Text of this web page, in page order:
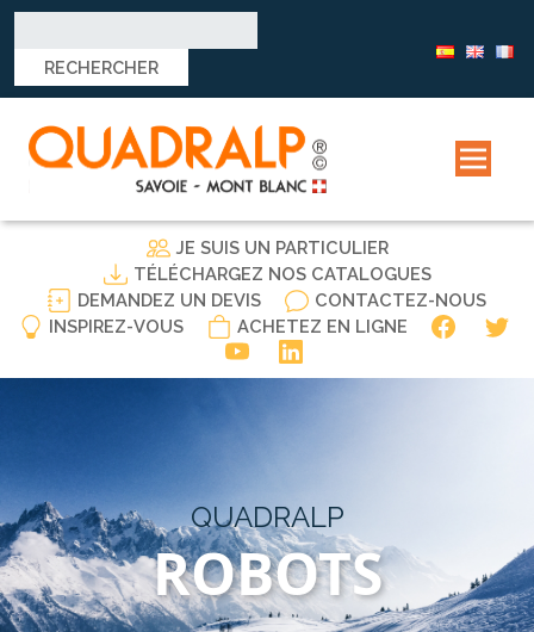
JE SUIS UN PARTICULIER
TÉLÉCHARGEZ NOS CATALOGUES
DEMANDEZ UN DEVIS
CONTACTEZ-NOUS
INSPIREZ-VOUS
ACHETEZ EN LIGNE
QUADRALP
ROBOTS